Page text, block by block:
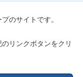
プのサイトです。
リンクボタンをクリ